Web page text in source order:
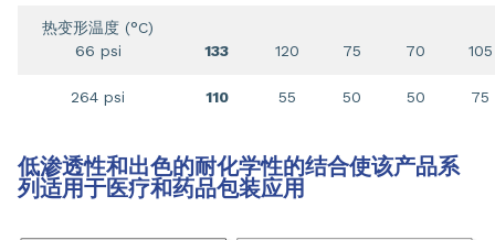
热变形温度 (°C)
66 psi
133 120 75 70 105
264 psi 110 55 50 50 75
低渗透性和出色的耐化学性的结合使该产品系
列适用于医疗和药品包装应用